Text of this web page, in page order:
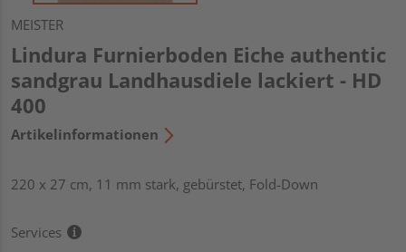
MEISTER
Lindura Furnierboden Eiche authentic
sandgrau Landhausdiele lackiert - HD
400
Artikelinformationen
220 x 27 cm, 11 mm stark, gebürstet, Fold-Down
Services